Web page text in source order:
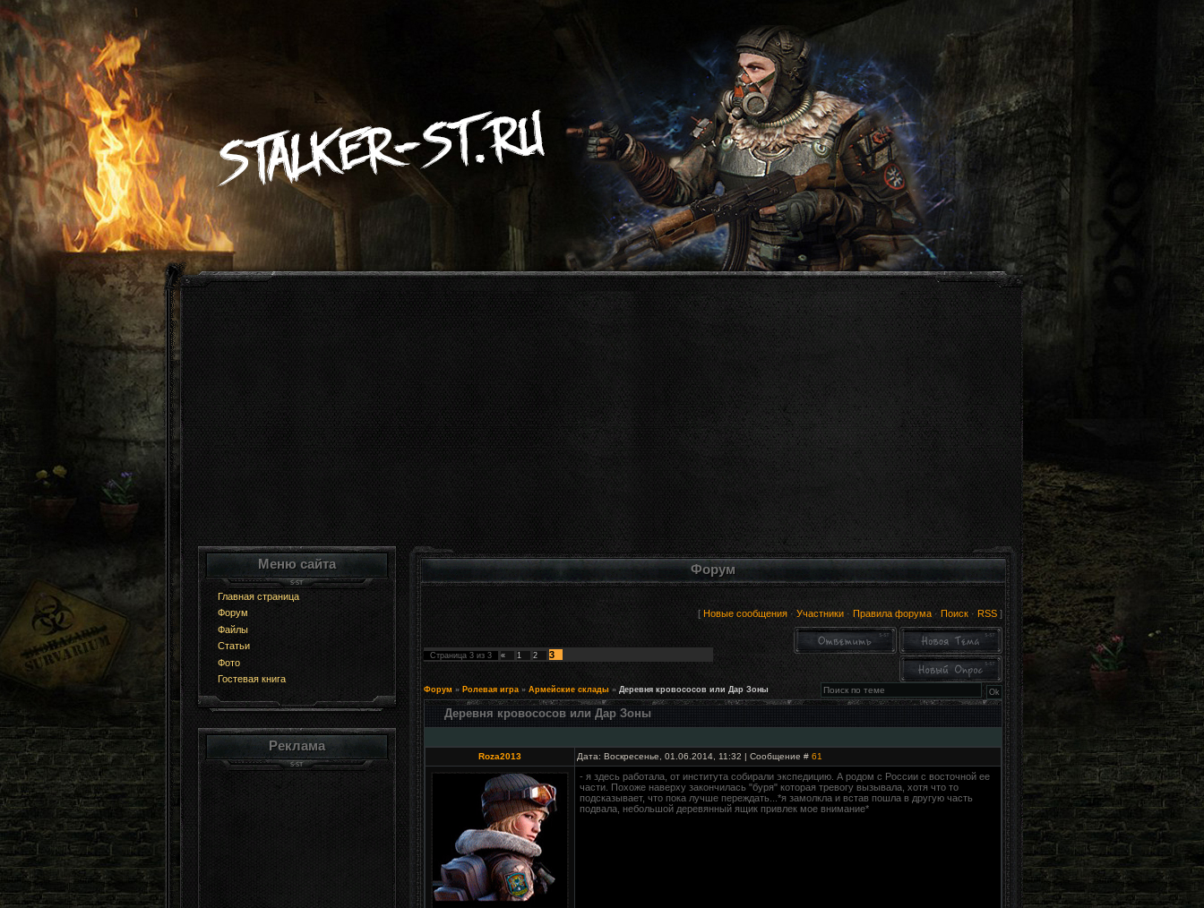
Меню сайта
Главная страница
Форум
Файлы
Статьи
Фото
Гостевая книга
Реклама
Форум
[ Новые сообщения· Участники· Правила форума· Поиск· RSS]
Страница 3из 3 « 1 2 3
Форум » Ролевая игра » Армейские склады » Деревня кровососов или Дар Зоны
Деревня кровососов или Дар Зоны
Roza2013 Дата: Воскресенье, 01.06.2014, 11:32 | Сообщение # 61
- я здесь работала, от института собирали экспедицию. А родом с России с восточной ее
части. Похоже наверху закончилась "буря" которая тревогу вызывала, хотя что то
подсказывает, что пока лучше переждать...*я замолкла и встав пошла в другую часть
подвала, небольшой деревянный ящик привлек мое внимание*